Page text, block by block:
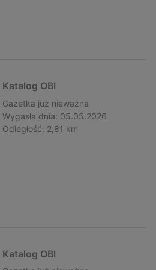
Katalog OBI
Gazetka już nieważna
Wygasła dnia: 05.05.2026
Odległość: 2,81 km
Katalog OBI